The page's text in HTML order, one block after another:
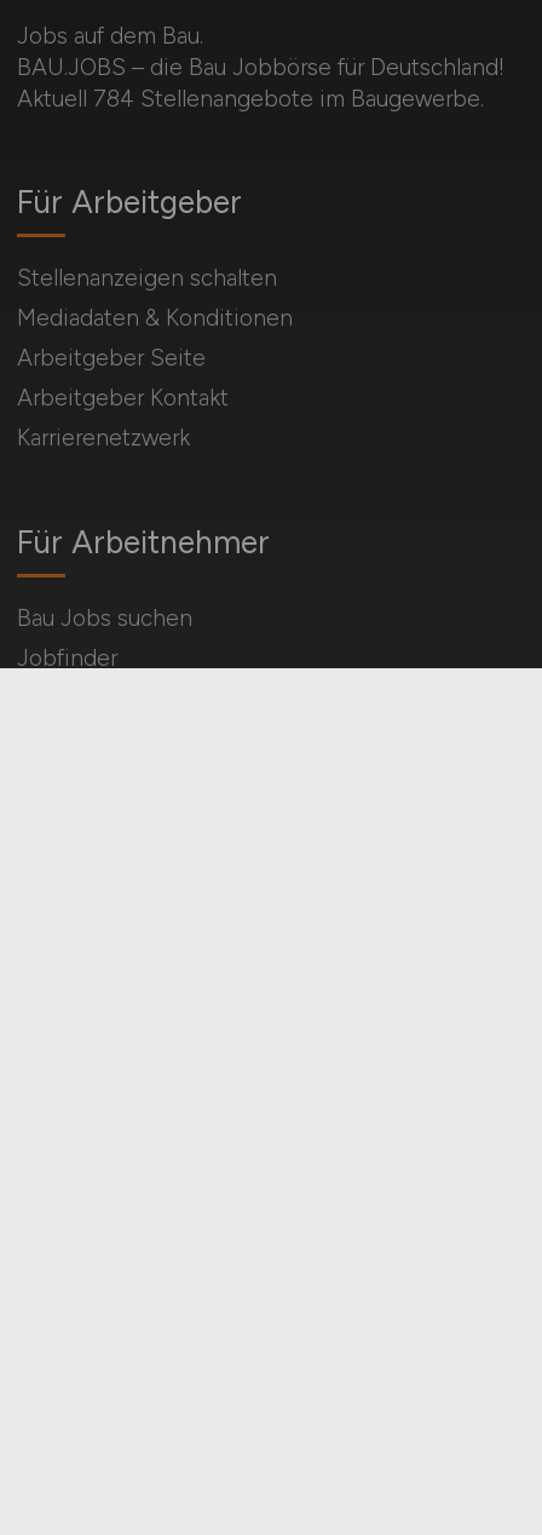
Jobs auf dem Bau.
BAU.JOBS – die Bau Jobbörse für Deutschland!
Aktuell 784 Stellenangebote im Baugewerbe.
Für Arbeitnehmer
Bau Jobs suchen
Jobfinder
Für Arbeitgeber
Stellenanzeigen schalten
Mediadaten & Konditionen
Arbeitgeber Seite
Arbeitgeber Kontakt
Karrierenetzwerk